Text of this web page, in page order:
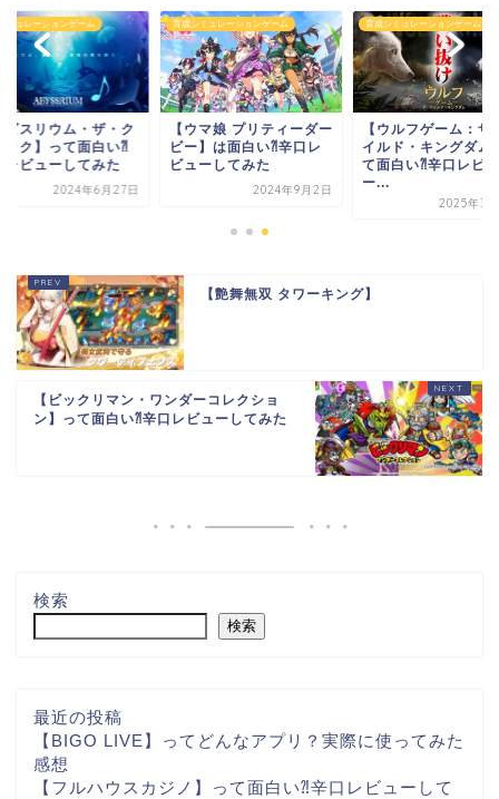
ミュレーションゲーム
ビスリウム・ザ・ク
ック】って面白い⁈
レビューしてみた
2024年6月27日
育成シミュレーションゲーム
【ウマ娘 プリティーダー
ビー】は面白い⁈辛口レ
ビューしてみた
2024年9月2日
育成シミュレーションゲーム
【ウルフゲーム：ザ
イルド・キングダム
て面白い⁈辛口レビュ
ー...
2025年3
【艶舞無双 タワーキング】
【ビックリマン・ワンダーコレクショ
ン】って面白い⁈辛口レビューしてみた
検索
検索
最近の投稿
【BIGO LIVE】ってどんなアプリ？実際に使ってみた
感想
【フルハウスカジノ】って面白い⁈辛口レビューして